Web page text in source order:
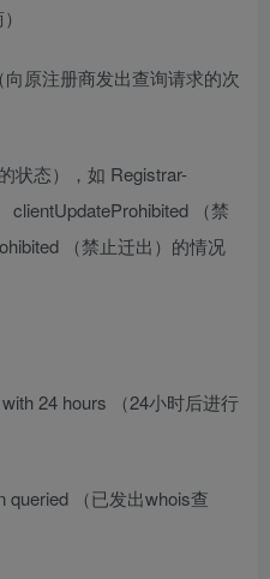
原注册商发出查询请求的次
状态），如 Registrar-
clientUpdateProhibited （禁
（禁止迁出）的情况
24 hours （24小时后进行
queried （已发出whois查